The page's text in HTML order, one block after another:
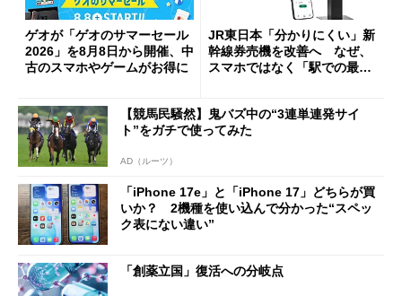
ゲオが「ゲオのサマーセール
2026」を8月8日から開催、中
古のスマホやゲームがお得に
JR東日本「分かりにくい」新
幹線券売機を改善へ なぜ、
スマホではなく「駅での最短
【競馬民騒然】鬼バズ中の“3連単連発サイ
ト”をガチで使ってみた
AD（ルーツ）
「iPhone 17e」と「iPhone 17」どちらが買
いか？ 2機種を使い込んで分かった“スペッ
ク表にない違い”
「創薬立国」復活への分岐点